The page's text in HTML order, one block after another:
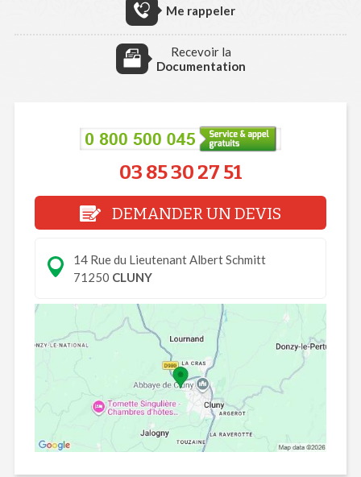
Me rappeler
Recevoir la
Documentation
03 85 30 27 51
DEMANDER UN DEVIS
14 Rue du Lieutenant Albert Schmitt
71250 CLUNY